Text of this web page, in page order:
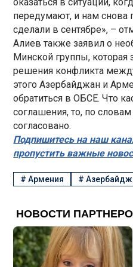
передумают, и нам снова
сделали в сентябре», –
Алиев также заявил о
Минской группы, которая
решения конфликта
этого Азербайджан и
обратиться в ОБСЕ. Что
соглашения, то, по
согласовано.
Подпишитесь на наш
пропустить важные
#Армения #